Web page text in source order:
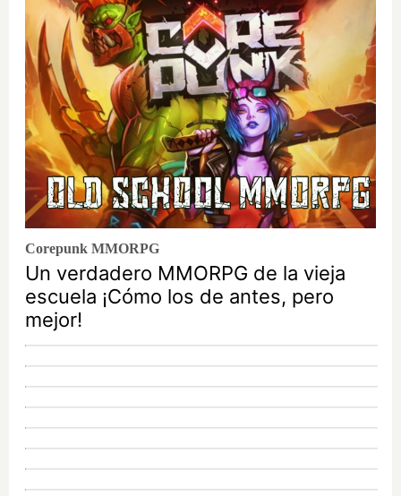
Corepunk MMORPG
Un verdadero MMORPG de la vieja
escuela ¡Cómo los de antes, pero
mejor!